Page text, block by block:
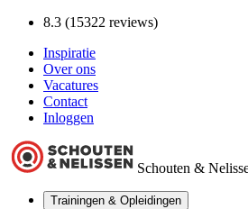
8.3 (15322 reviews)
Inspiratie
Over ons
Vacatures
Contact
Inloggen
Schouten &
Trainingen & Opleidingen